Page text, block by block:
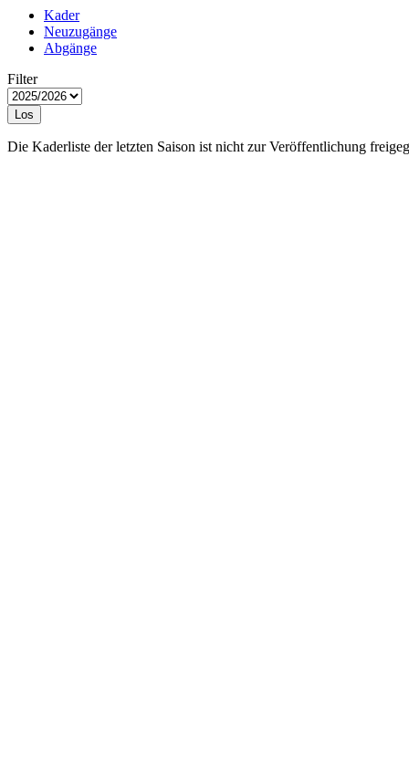
Kader
Neuzugänge
Abgänge
Filter
Los
Die Kaderliste der letzten Saison ist nicht zur Veröffentlichung